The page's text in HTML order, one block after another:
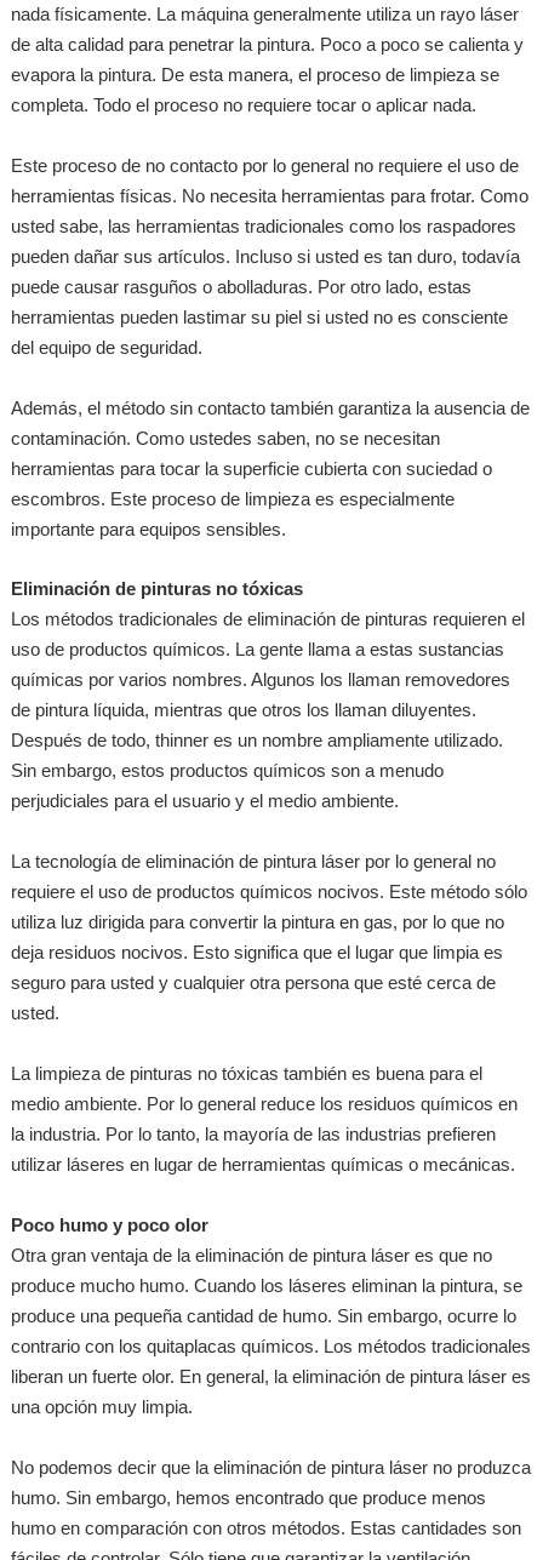
nada físicamente. La máquina generalmente utiliza un rayo láser
de alta calidad para penetrar la pintura. Poco a poco se calienta y
evapora la pintura. De esta manera, el proceso de limpieza se
completa. Todo el proceso no requiere tocar o aplicar nada.
Este proceso de no contacto por lo general no requiere el uso de
herramientas físicas. No necesita herramientas para frotar. Como
usted sabe, las herramientas tradicionales como los raspadores
pueden dañar sus artículos. Incluso si usted es tan duro, todavía
puede causar rasguños o abolladuras. Por otro lado, estas
herramientas pueden lastimar su piel si usted no es consciente
del equipo de seguridad.
Además, el método sin contacto también garantiza la ausencia de
contaminación. Como ustedes saben, no se necesitan
herramientas para tocar la superficie cubierta con suciedad o
escombros. Este proceso de limpieza es especialmente
importante para equipos sensibles.
Eliminación de pinturas no tóxicas
Los métodos tradicionales de eliminación de pinturas requieren el
uso de productos químicos. La gente llama a estas sustancias
químicas por varios nombres. Algunos los llaman removedores
de pintura líquida, mientras que otros los llaman diluyentes.
Después de todo, thinner es un nombre ampliamente utilizado.
Sin embargo, estos productos químicos son a menudo
perjudiciales para el usuario y el medio ambiente.
La tecnología de eliminación de pintura láser por lo general no
requiere el uso de productos químicos nocivos. Este método sólo
utiliza luz dirigida para convertir la pintura en gas, por lo que no
deja residuos nocivos. Esto significa que el lugar que limpia es
seguro para usted y cualquier otra persona que esté cerca de
usted.
La limpieza de pinturas no tóxicas también es buena para el
medio ambiente. Por lo general reduce los residuos químicos en
la industria. Por lo tanto, la mayoría de las industrias prefieren
utilizar láseres en lugar de herramientas químicas o mecánicas.
Poco humo y poco olor
Otra gran ventaja de la eliminación de pintura láser es que no
produce mucho humo. Cuando los láseres eliminan la pintura, se
produce una pequeña cantidad de humo. Sin embargo, ocurre lo
contrario con los quitaplacas químicos. Los métodos tradicionales
liberan un fuerte olor. En general, la eliminación de pintura láser es
una opción muy limpia.
No podemos decir que la eliminación de pintura láser no produzca
humo. Sin embargo, hemos encontrado que produce menos
humo en comparación con otros métodos. Estas cantidades son